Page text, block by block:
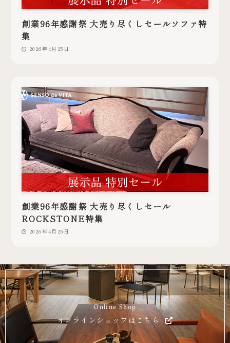
創業96年感謝祭 大売り尽くしセールソファ特
集
2026年4月25日
創業96年感謝祭 大売り尽くしセール
ROCKSTONE特集
2026年4月25日
Online Shop
オンラインショップはこちら